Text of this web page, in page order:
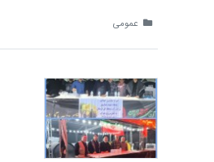
عمومی